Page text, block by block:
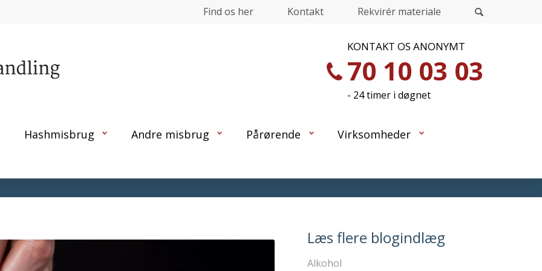
Find os her Kontakt Rekvirér materiale
KONTAKT OS ANONYMT
70 10 03 03
- 24 timer i døgnet
Hashmisbrug Andre misbrug Pårørende Virksomheder
Læs flere blogindlæg
Alkohol